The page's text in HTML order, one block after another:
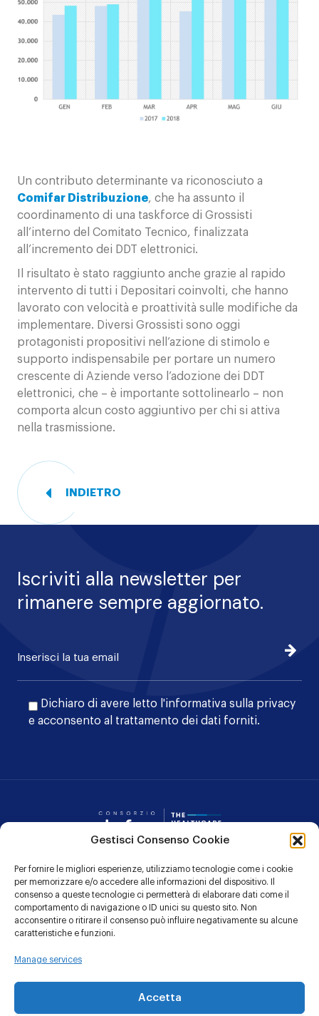
Gestisci Consenso Cookie
Per fornire le migliori esperienze, utilizziamo tecnologie come i cookie
per memorizzare e/o accedere alle informazioni del dispositivo. Il
consenso a queste tecnologie ci permetterà di elaborare dati come il
comportamento di navigazione o ID unici su questo sito. Non
acconsentire o ritirare il consenso può influire negativamente su alcune
caratteristiche e funzioni.
Manage services
Accetta
Un contributo determinante va riconosciuto a
Comifar Distribuzione, che ha assunto il
coordinamento di una taskforce di Grossisti
all’interno del Comitato Tecnico, finalizzata
all’incremento dei DDT elettronici.
Il risultato è stato raggiunto anche grazie al rapido
intervento di tutti i Depositari coinvolti, che hanno
lavorato con velocità e proattività sulle modifiche da
implementare. Diversi Grossisti sono oggi
protagonisti propositivi nell’azione di stimolo e
supporto indispensabile per portare un numero
crescente di Aziende verso l’adozione dei DDT
elettronici, che – è importante sottolinearlo – non
comporta alcun costo aggiuntivo per chi si attiva
nella trasmissione.
INDIETRO
Iscriviti alla newsletter per
rimanere sempre aggiornato.
Dichiaro di avere letto l'informativa sulla privacy
e acconsento al trattamento dei dati forniti.
Iscrivi
Consorzio
CONTATTI
PRIVACY POLICY
COOKIE POLICY